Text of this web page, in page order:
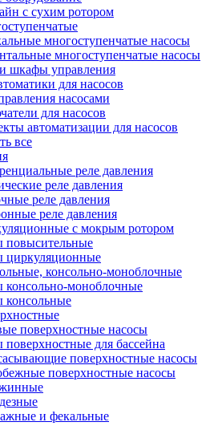
с сухим ротором
многоступенчатые насосы
многоступенчатые насосы
шкафы управления
для насосов
насосами
для насосов
автоматизации для насосов
все
реле давления
реле давления
реле давления
реле давления
с мокрым ротором
повысительные
циркуляционные
консольно-моноблочные
консольно-моноблочные
консольные
поверхностные насосы
поверхностные для бассейна
поверхностные насосы
поверхностные насосы
и фекальные